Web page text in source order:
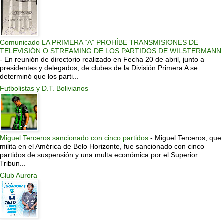
Comunicado LA PRIMERA “A” PROHÍBE TRANSMISIONES DE
TELEVISIÓN O STREAMING DE LOS PARTIDOS DE WILSTERMANN
- En reunión de directorio realizado en Fecha 20 de abril, junto a
presidentes y delegados, de clubes de la División Primera A se
determinó que los parti...
Futbolistas y D.T. Bolivianos
Miguel Terceros sancionado con cinco partidos - Miguel Terceros, que
milita en el América de Belo Horizonte, fue sancionado con cinco
partidos de suspensión y una multa económica por el Superior
Tribun...
Club Aurora